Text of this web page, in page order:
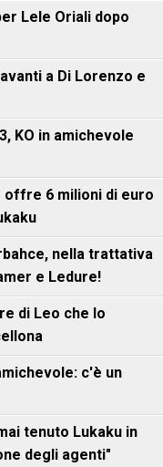
Lele Oriali dopo
a Di Lorenzo e
KO in amichevole
offre 6 milioni di euro
nella trattativa
e Ledure!
di Leo che lo
c'è un
tenuto Lukaku in
degli agenti"